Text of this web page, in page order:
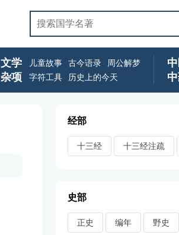
文学
杂项
儿童故事 古今语录
周公解梦
字符工具
历史上的今天
经部
十三经 十三经注疏
史部
正史 编年 野史